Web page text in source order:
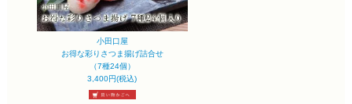
小田口屋
お得な彩りさつま揚げ詰合せ
（7種24個）
3,400円(税込)